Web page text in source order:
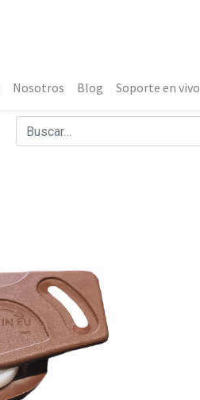
Nosotros Blog Soporte en vivo